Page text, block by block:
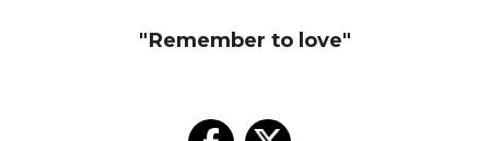
"Remember to love"